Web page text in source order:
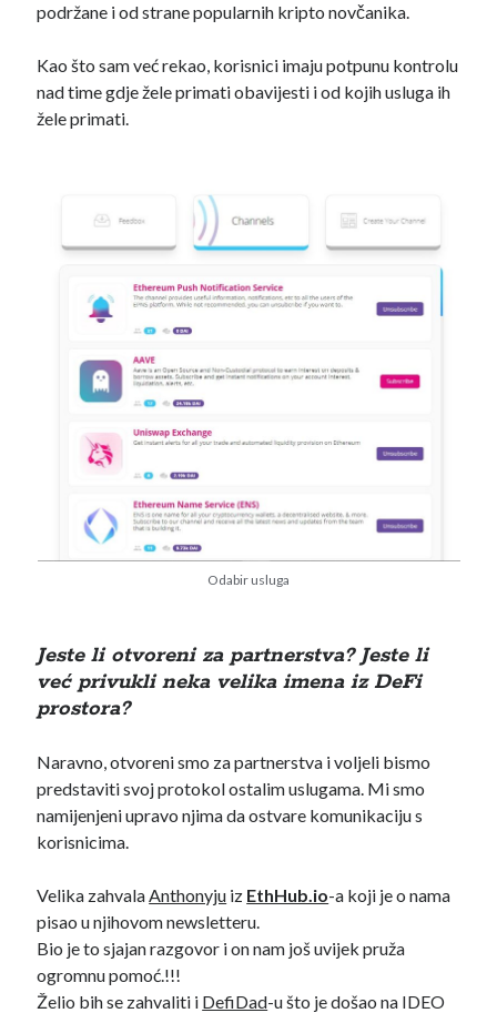
podržane i od strane popularnih kripto novčanika.
Kao što sam već rekao, korisnici imaju potpunu kontrolu
nad time gdje žele primati obavijesti i od kojih usluga ih
žele primati.
Odabir usluga
Jeste li otvoreni za partnerstva? Jeste li
već privukli neka velika imena iz DeFi
prostora?
Naravno, otvoreni smo za partnerstva i voljeli bismo
predstaviti svoj protokol ostalim uslugama. Mi smo
namijenjeni upravo njima da ostvare komunikaciju s
korisnicima.
Velika zahvalaAnthonyju iz EthHub.io-a koji je o nama
pisao u njihovom newsletteru.
Bio je to sjajan razgovor i on nam još uvijek pruža
ogromnu pomoć.!!!
Želio bih se zahvaliti i DefiDad-u što je došao na IDEO